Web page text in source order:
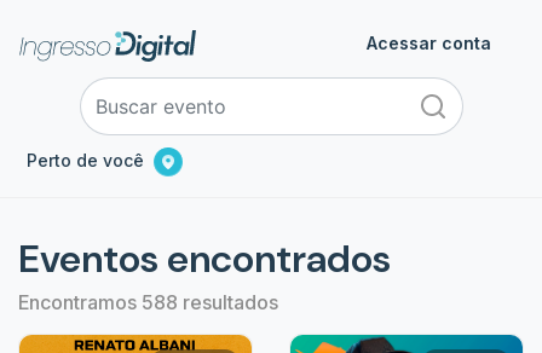
Perto de você
Acessar conta
Eventos encontrados
Encontramos 588 resultados